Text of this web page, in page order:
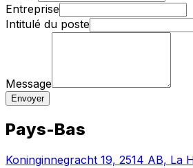
Entreprise
Intitulé du poste
Message
Envoyer
Pays-Bas
Koninginnegracht 19, 2514 AB, La